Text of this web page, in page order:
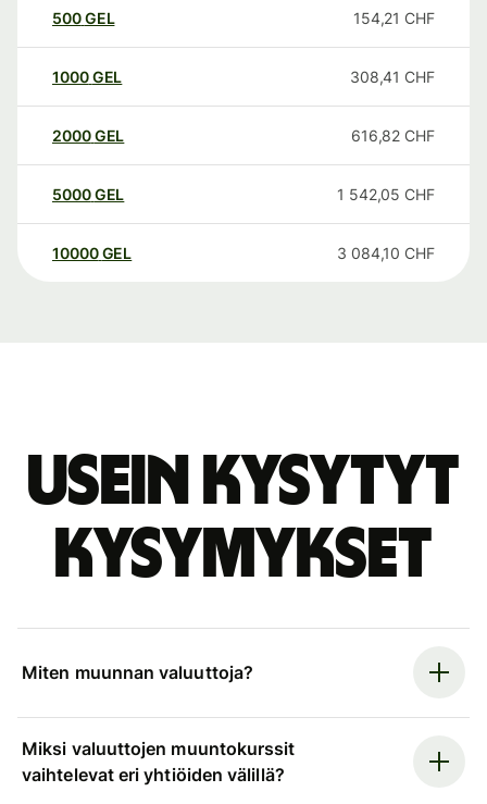
500GEL 154,21 CHF
1000GEL 308,41 CHF
2000GEL 616,82 CHF
5000GEL 1 542,05 CHF
10000 GEL 3 084,10 CHF
Usein kysytyt
kysymykset
Miten muunnan valuuttoja?
Miksi valuuttojen muuntokurssit
vaihtelevat eri yhtiöiden välillä?